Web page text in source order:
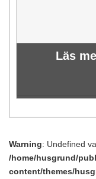
Läs
Warning: Undefined
/home/husgrund/
content/themes/